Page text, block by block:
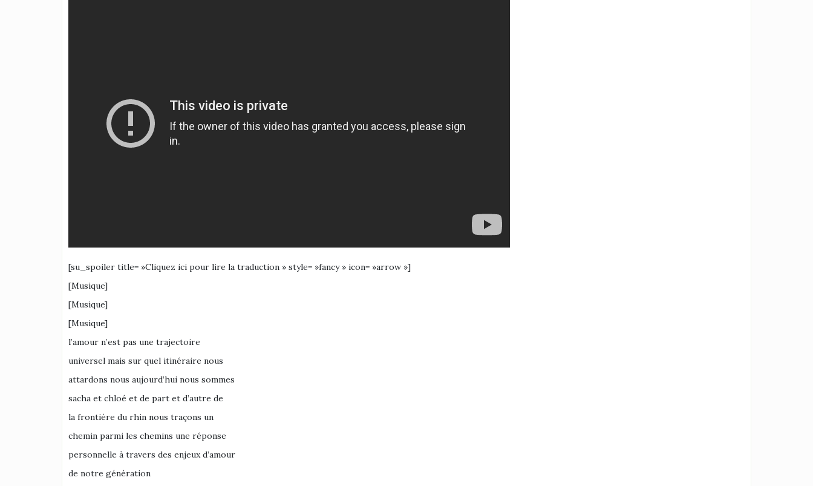
[su_spoiler title= »Cliquez ici pour lire la traduction » style= »fancy » icon= »arrow »]
[Musique]
[Musique]
[Musique]
l’amour n’est pas une trajectoire
universel mais sur quel itinéraire nous
attardons nous aujourd’hui nous sommes
sacha et chloé et de part et d’autre de
la frontière du rhin nous traçons un
chemin parmi les chemins une réponse
personnelle à travers des enjeux d’amour
de notre génération